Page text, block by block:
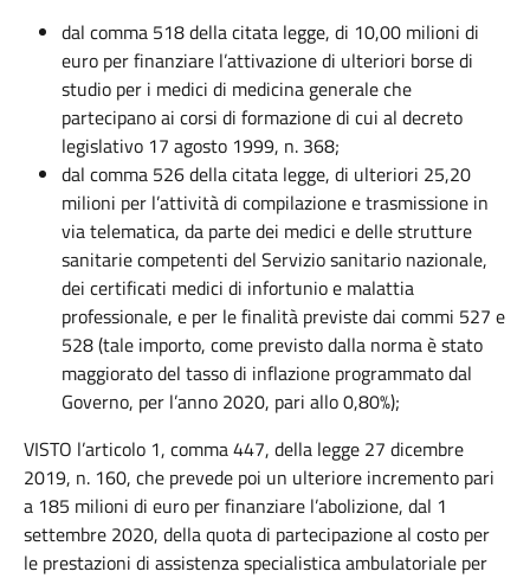
dal comma 518 della citata legge, di 10,00 milioni di
euro per finanziare l’attivazione di ulteriori borse di
studio per i medici di medicina generale che
partecipano ai corsi di formazione di cui al decreto
legislativo 17 agosto 1999, n. 368;
dal comma 526 della citata legge, di ulteriori 25,20
milioni per l’attività di compilazione e trasmissione in
via telematica, da parte dei medici e delle strutture
sanitarie competenti del Servizio sanitario nazionale,
dei certificati medici di infortunio e malattia
professionale, e per le finalità previste dai commi 527 e
528 (tale importo, come previsto dalla norma è stato
maggiorato del tasso di inflazione programmato dal
Governo, per l’anno 2020, pari allo 0,80%);
VISTO l’articolo 1, comma 447, della legge 27 dicembre
2019, n. 160, che prevede poi un ulteriore incremento pari
a 185 milioni di euro per finanziare l’abolizione, dal 1
settembre 2020, della quota di partecipazione al costo per
le prestazioni di assistenza specialistica ambulatoriale per